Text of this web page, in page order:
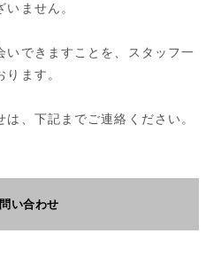
ません。
いできますことを、スタッフ一
ます。
、下記までご連絡ください。
い合わせ